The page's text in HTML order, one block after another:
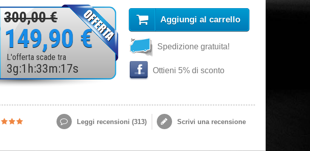
300,00 €
149,90 €
L'offerta scade tra
3g:1 h:33m:15s
Aggiungi al carrello
Spedizione gratuita!
Ottieni 5% di sconto
Leggi recensioni (313) Scrivi una recensione